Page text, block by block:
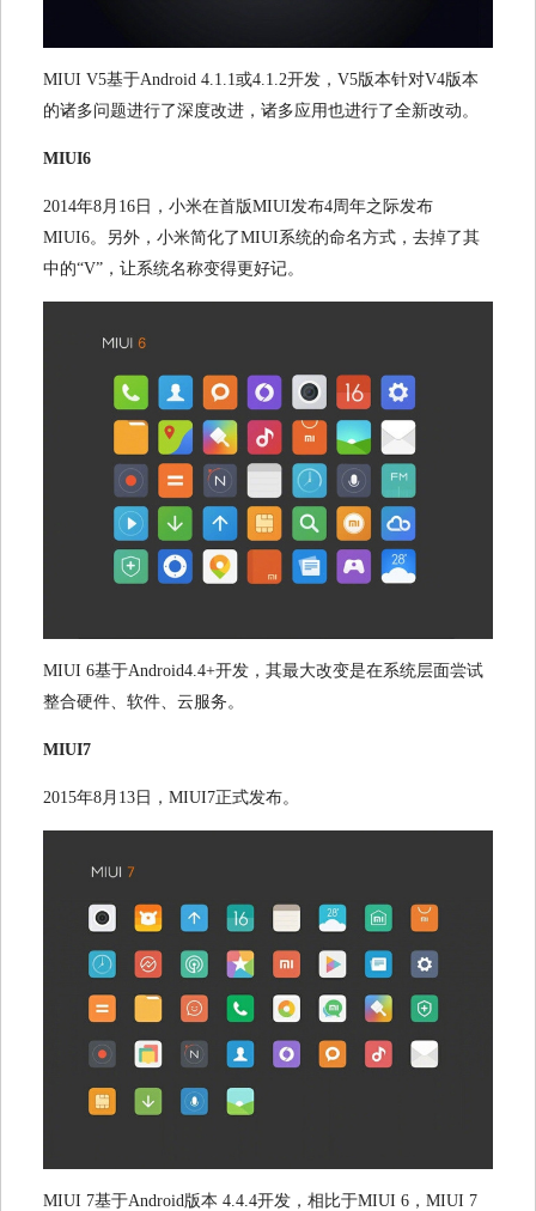
MIUI V5基于Android 4.1.1 或4.1.2开发， V5版本针对V4版本
的诸多问题进行了深度改进，诸多应用也进行了全新改动。
MIUI6
2014年8 月 16 日，小米在首版MIUI发布4 周年之际发布
MIUI6。另外，小米简化了MIUI 系统的命名方式，去掉了其
中的“V”，让系统名称变得更好记。
MIUI 6基于Android4.4+开发，其最大改变是在系统层面尝试
整合硬件、软件、云服务。
MIUI7
2015年8月 13 日， MIUI7正式发布。
MIUI 7基于Android版本 4.4.4开发，相比于MIUI 6 ， MIUI 7